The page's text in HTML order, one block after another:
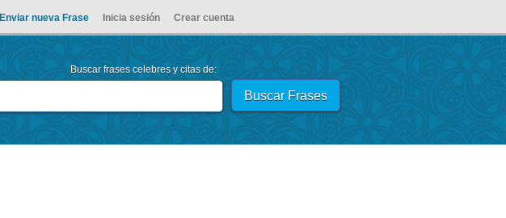
Enviar nueva Frase Inicia sesión Crear cuenta
Buscar frases celebres y citas de: